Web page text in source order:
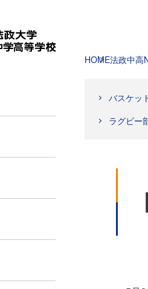
HOME法政中高
バスケッ
ラグビー